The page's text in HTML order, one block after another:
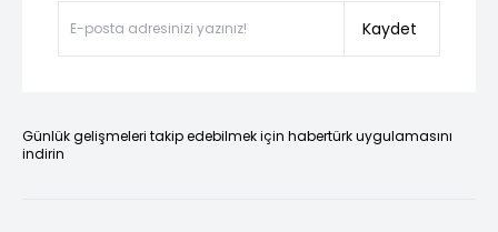
Kaydet
Günlük gelişmeleri takip edebilmek için habertürk uygulamasını
indirin